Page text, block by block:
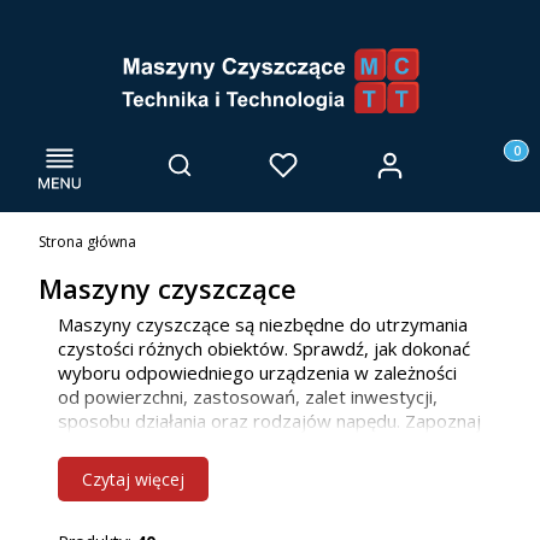
Menu Otwórz wyszukiwarkę
Szukaj Ulubione Zaloguj się
Strona główna
Maszyny czyszczące
Maszyny czyszczące są niezbędne do utrzymania
czystości różnych obiektów. Sprawdź, jak dokonać
wyboru odpowiedniego urządzenia w zależności
od powierzchni, zastosowań, zalet inwestycji,
sposobu działania oraz rodzajów napędu. Zapoznaj
teraz! Jako firma głównie działamy we Wrocławiu i
innych miejscowościach w woj. dolnośląskim, ale
Czytaj więcej